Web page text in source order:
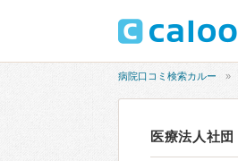
病院口コミ検索カルー
医療法人社団